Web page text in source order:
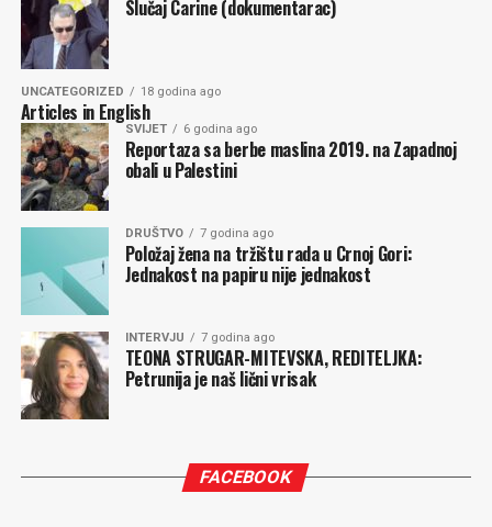
svih neuspeha poslednje tri vlade, koje su došle posle 30.
avgusta 2020., krajnje je vreme da se prestane sa
beskonačnim, opsesivnim i sebičnim ponavljanjem, tipa
Samo da ja dođem. Spas je u koncentraciji, koja je teška
ali moguća, a ne u bilo kom pojedinačnom subjektu ili
vođi, koji mogu da budu samo neka nova iluzija i
razočarenje.
Komentari
Slučaj Carine (dokumentarac)
UNCATEGORIZED 18 godina ago
Articles in English
SVIJET 6 godina ago
Reportaza sa berbe maslina 2019. na Zapadnoj
obali u Palestini
DRUŠTVO 7 godina ago
Položaj žena na tržištu rada u Crnoj Gori:
Jednakost na papiru nije jednakost
INTERVJU 7 godina ago
TEONA STRUGAR-MITEVSKA, REDITELJKA:
Petrunija je naš lični vrisak
FACEBOOK